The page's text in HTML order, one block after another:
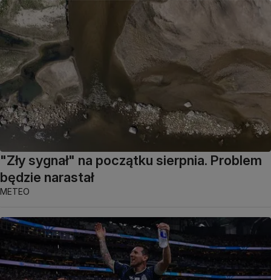
"Zły sygnał" na początku sierpnia. Problem
będzie narastał
METEO